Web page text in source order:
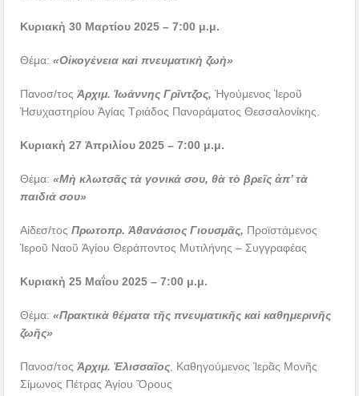
Κυριακὴ 30 Μαρτίου 2025 – 7:00 μ.μ.
Θέμα:«Οἰκογένεια καὶ πνευματικὴ ζωὴ»
Πανοσ/τοςἈρχιμ. Ἰωάννης Γρῖντζος,Ἡγούμενος Ἱεροῦ
Ἡσυχαστηρίου Ἁγίας Τριάδος Πανοράματος Θεσσαλονίκης.
Κυριακὴ 27 Ἀπριλίου 2025 – 7:00 μ.μ.
Θέμα:«Μὴ κλωτσᾶς τὰ γονικά σου, θὰ τὸ βρεῖς ἀπ’ τὰ
παιδιά σου»
Αἰδεσ/τοςΠρωτοπρ. Ἀθανάσιος Γιουσμᾶς, Προϊστάμενος
Ἱεροῦ Ναοῦ Ἁγίου Θεράποντος Μυτιλήνης – Συγγραφέας
Κυριακὴ 25 Μαΐου 2025 – 7:00 μ.μ.
Θέμα:«Πρακτικὰ θέματα τῆς πνευματικῆς καὶ καθημερινῆς
ζωῆς»
Πανοσ/τοςἈρχιμ. Ἐλισσαῖος , Καθηγούμενος Ἱερᾶς Μονῆς
Σίμωνος Πέτρας Ἁγίου Ὄρους